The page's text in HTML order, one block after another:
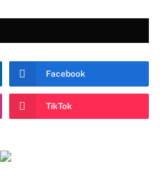
Facebook
TikTok